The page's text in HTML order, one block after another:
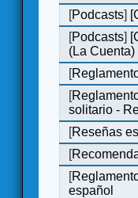
[Podcasts]
[Podcasts]
(La Cuenta)
[
[
solitario -
[Reseñas
[
[
español